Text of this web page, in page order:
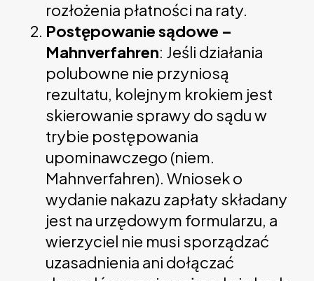
rozłożenia płatności na raty.
Postępowanie sądowe –
Mahnverfahren: Jeśli działania
polubowne nie przyniosą
rezultatu, kolejnym krokiem jest
skierowanie sprawy do sądu w
trybie postępowania
upominawczego (niem.
Mahnverfahren). Wniosek o
wydanie nakazu zapłaty składany
jest na urzędowym formularzu, a
wierzyciel nie musi sporządzać
uzasadnienia ani dołączać